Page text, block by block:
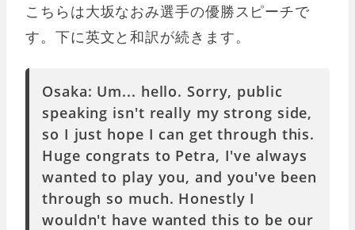
こちらは大坂なおみ選手の優勝スピーチで
す。下に英文と和訳が続きます。
Osaka: Um... hello. Sorry, public
speaking isn't really my strong side,
so I just hope I can get through this.
Huge congrats to Petra, I've always
wanted to play you, and you've been
through so much. Honestly I
wouldn't have wanted this to be our